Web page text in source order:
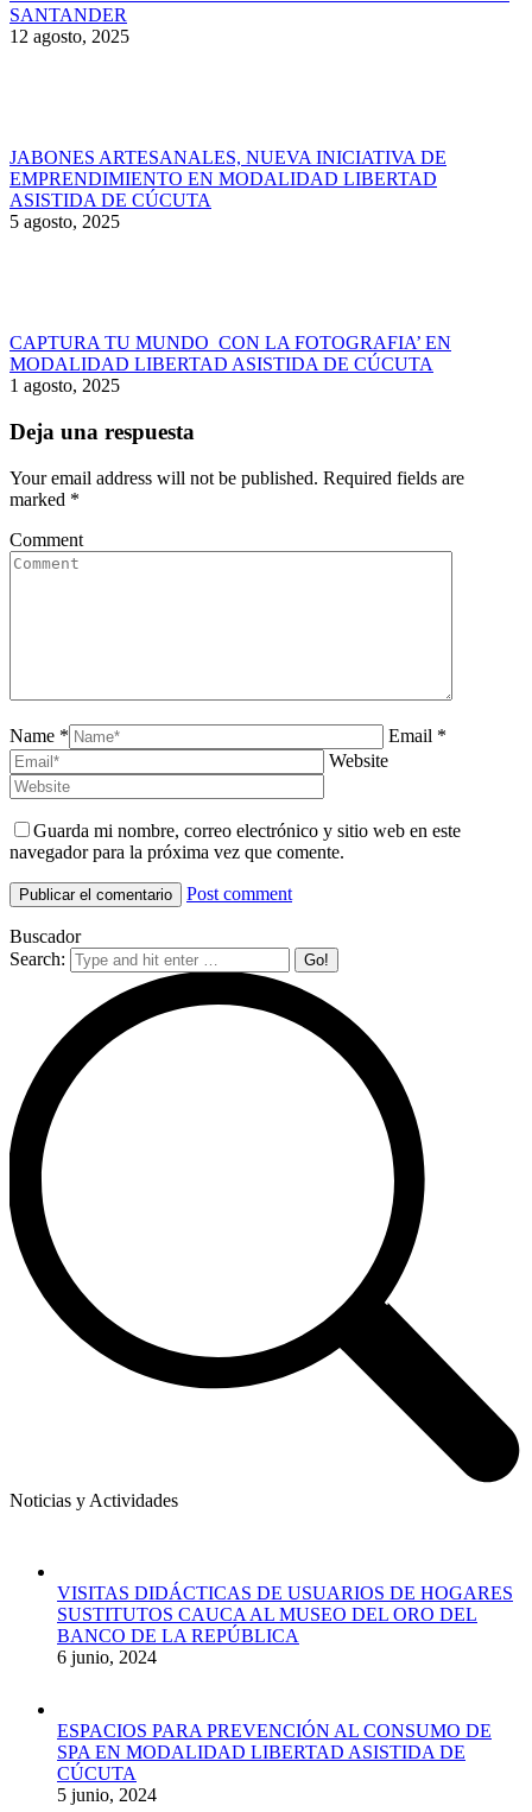
SANTANDER
12 agosto, 2025
JABONES ARTESANALES, NUEVA INICIATIVA DE
EMPRENDIMIENTO EN MODALIDAD LIBERTAD
ASISTIDA DE CÚCUTA
5 agosto, 2025
CAPTURA TU MUNDO CON LA FOTOGRAFIA’ EN
MODALIDAD LIBERTAD ASISTIDA DE CÚCUTA
1 agosto, 2025
Deja una respuesta
Your email address will not be published. Required fields are
marked *
Comment
Name *
Email *
Website
Guarda mi nombre, correo electrónico y sitio web en este
navegador para la próxima vez que comente.
Post comment
Buscador
Search:
Noticias y Actividades
VISITAS DIDÁCTICAS DE USUARIOS DE HOGARES
SUSTITUTOS CAUCA AL MUSEO DEL ORO DEL
BANCO DE LA REPÚBLICA
6 junio, 2024
ESPACIOS PARA PREVENCIÓN AL CONSUMO DE
SPA EN MODALIDAD LIBERTAD ASISTIDA DE
CÚCUTA
5 junio, 2024